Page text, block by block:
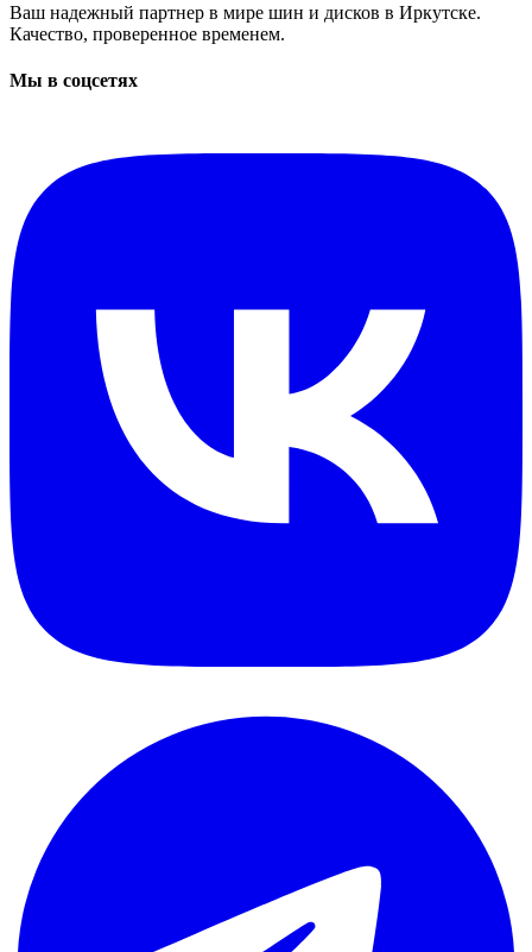
Ваш надежный партнер в мире шин и дисков в Иркутске.
Качество, проверенное временем.
Мы в соцсетях